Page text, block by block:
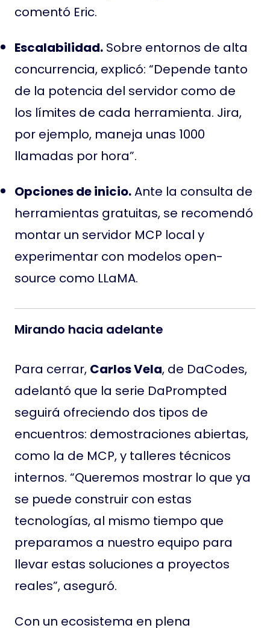
comentó Eric.
Escalabilidad. Sobre entornos de alta
concurrencia, explicó: “Depende tanto
de la potencia del servidor como de
los límites de cada herramienta. Jira,
por ejemplo, maneja unas 1000
llamadas por hora”.
Opciones de inicio.Ante la consulta de
herramientas gratuitas, se recomendó
montar un servidor MCP local y
experimentar con modelos open-
source como LLaMA.
Mirando hacia adelante
Para cerrar, Carlos Vela, de DaCodes,
adelantó que la serie DaPrompted
seguirá ofreciendo dos tipos de
encuentros: demostraciones abiertas,
como la de MCP, y talleres técnicos
internos. “Queremos mostrar lo que ya
se puede construir con estas
tecnologías, al mismo tiempo que
preparamos a nuestro equipo para
llevar estas soluciones a proyectos
reales”, aseguró.
Con un ecosistema en plena